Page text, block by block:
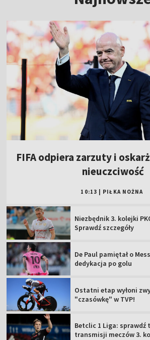
FIFA odpiera zarzuty i
nieuczciwość
10:13 PIŁKA NOŻNA
Niezbędnik 3. kolejki
Sprawdź szczegóły
De Paul pamiętał o
dedykacja po golu
Ostatni etap wyłoni
"czasówkę" w TVP!
Betclic 1 Liga: sprawdź
transmisji meczów 3.